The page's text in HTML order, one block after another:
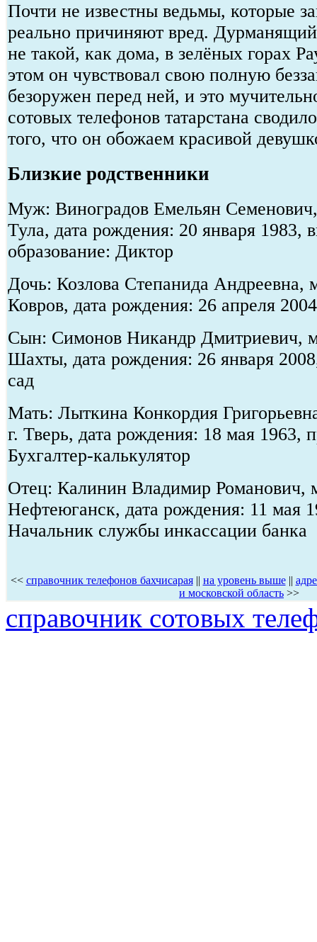
Почти не известны ведьмы, которые
реально причиняют вред.
не такой, как дома, в зелёных горах
этом он чувствовал свою полную
безоружен перед ней, и это
сотовых телефонов татарстана
того, что он обожаем красивой
Близкие родственники
Муж: Виноградов Емельян
Тула, дата рождения: 20 января 1983,
образование: Диктор
Дочь: Козлова Степанида Андреевна,
Ковров, дата рождения: 26 апреля
Сын: Симонов Никандр Дмитриевич,
Шахты, дата рождения: 26 января
сад
Мать: Лыткина Конкордия
г. Тверь, дата рождения: 18 мая 1963,
Бухгалтер-калькулятор
Отец: Калинин Владимир Романович,
Нефтеюганск, дата рождения: 11 мая
Начальник службы инкассации банка
<< справочник телефонов бахчисарая|| на уровень выше||
и московской область >>
справочник сотовых